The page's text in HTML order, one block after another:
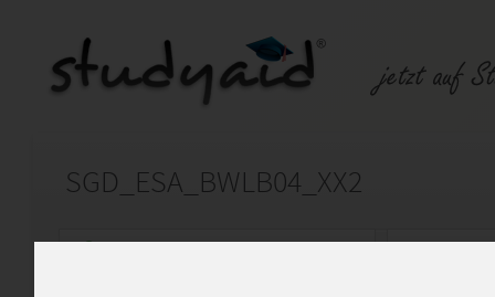
SGD_ESA_BWLB04_XX2
Auf StudyAid.de verkaufen